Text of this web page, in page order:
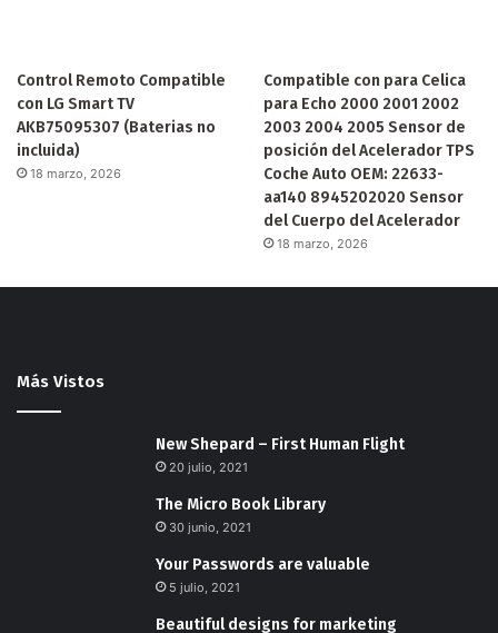
Control Remoto Compatible
con LG Smart TV
AKB75095307 (Baterias no
incluida)
18 marzo, 2026
Compatible con para Celica
para Echo 2000 2001 2002
2003 2004 2005 Sensor de
posición del Acelerador TPS
Coche Auto OEM: 22633-
aa140 8945202020 Sensor
del Cuerpo del Acelerador
18 marzo, 2026
Más Vistos
New Shepard – First Human Flight
20 julio, 2021
The Micro Book Library
30 junio, 2021
Your Passwords are valuable
5 julio, 2021
Beautiful designs for marketing